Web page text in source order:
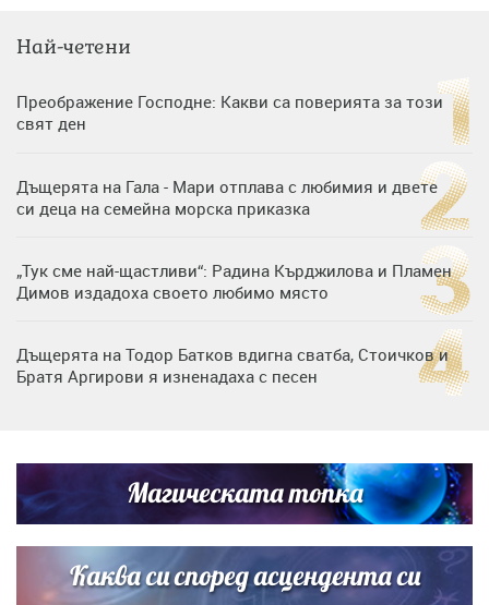
Най-четени
Преображение Господне: Какви са поверията за този
свят ден
Дъщерята на Гала - Мари отплава с любимия и двете
си деца на семейна морска приказка
„Тук сме най-щастливи“: Радина Кърджилова и Пламен
Димов издадоха своето любимо място
Дъщерята на Тодор Батков вдигна сватба, Стоичков и
Братя Аргирови я изненадаха с песен
Списъкът е ясен: Джей Ло и Риана във ВИП гостите на
сватбата на Роналдо
Магическата топка
Каква си според асцендента си